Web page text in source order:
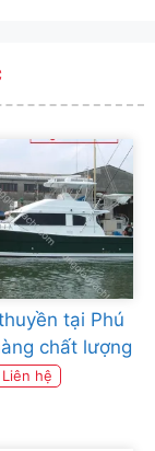
tại Phú
chất lượng
Liên hệ